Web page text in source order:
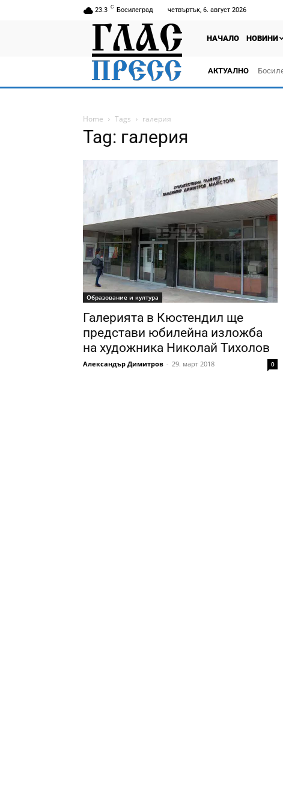
23.3 C Босилеград четвъртък, 6. август 2026
НАЧАЛО НОВИНИ
АКТУАЛНО
Home Tags галерия
Tag: галерия
Образование и култура
Галерията в Кюстендил ще
представи юбилейна изложба
на художника Николай Тихолов
Александър Димитров - 29. март 2018 0